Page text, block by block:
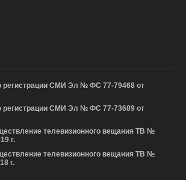
регистрации СМИ Эл № ФС 77-79468 от
регистрации СМИ Эл № ФС 77-73689 от
телевизионного вещания ТВ №
г.
телевизионного вещания ТВ №
г.